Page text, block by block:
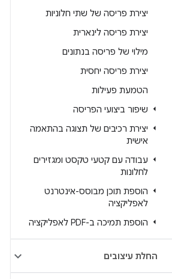
יצירת פריסה של שתי חלוניות
יצירת פריסה לינארית
מילוי של פריסה בנתונים
יצירת פריסה יחסית
הטמעת פעילות
שיפור ביצועי הפריסה
יצירת רכיבים של תצוגה בהתאמה
אישית
עבודה עם קטעי טקסט ומגזירים
לחלונות
הוספת תוכן מבוסס-אינטרנט
לאפליקציה
הוספת תמיכה ב-PDF לאפליקציה
החלת עיצובים